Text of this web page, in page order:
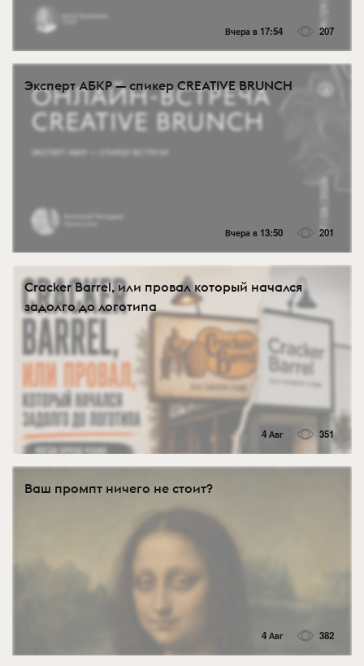
Вчера в 17:54 207
Эксперт АБКР — спикер CREATIVE BRUNCH
Вчера в 13:50 201
Cracker Barrel, или провал который начался
задолго до логотипа
4 Авг 351
Ваш промпт ничего не стоит?
4 Авг 382